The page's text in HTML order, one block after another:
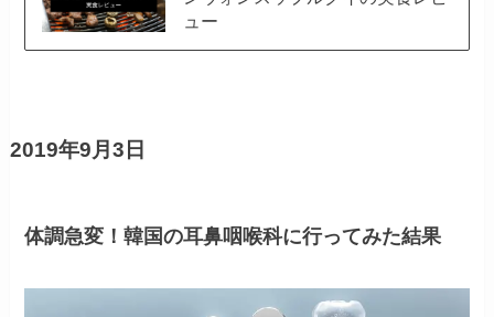
ュー
2019年9月3日
体調急変！韓国の耳鼻咽喉科に行ってみた結果